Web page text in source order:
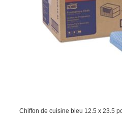
Chiffon de cuisine bleu 12.5 x 23.5